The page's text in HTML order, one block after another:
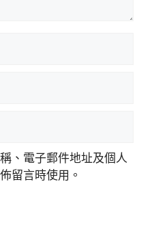
、電子郵件地址及個人
留言時使用。